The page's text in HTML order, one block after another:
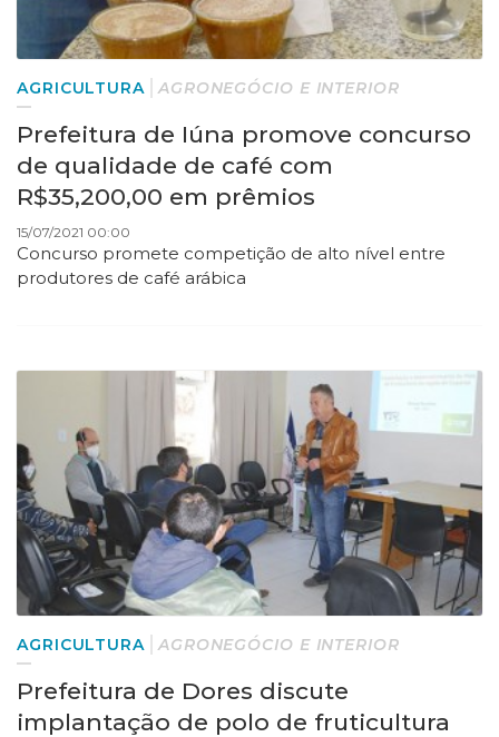
AGRICULTURA AGRONEGÓCIO E INTERIOR
Prefeitura de Iúna promove concurso
de qualidade de café com
R$35,200,00 em prêmios
15/07/2021 00:00
Concurso promete competição de alto nível entre
produtores de café arábica
AGRICULTURA AGRONEGÓCIO E INTERIOR
Prefeitura de Dores discute
implantação de polo de fruticultura